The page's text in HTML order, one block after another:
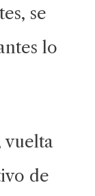
se
lo
vuelta
de